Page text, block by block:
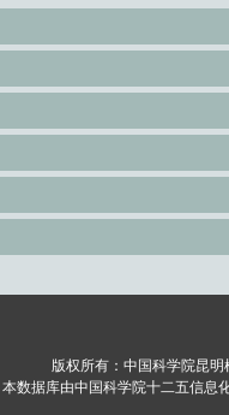
版权所有：中国科学院昆
本数据库由中国科学院十二五信息